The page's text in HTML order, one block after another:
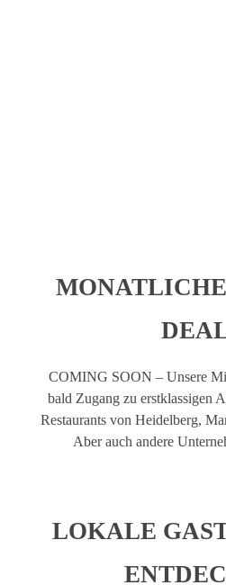
COMING SOON – Unsere
bald Zugang zu erstklassigen
Restaurants von Heidelberg,
Aber auch andere
LOKALE